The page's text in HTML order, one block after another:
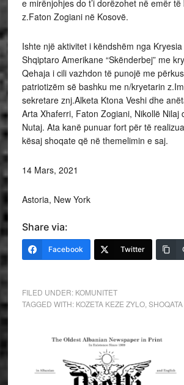
e mirënjohjes do t’i dorëzohet në emër
z.Faton Zogiani në Kosovë.
Ishte një aktivitet i këndshëm nga
Shqiptaro Amerikane “Skënderbej” me
Qehaja i cili vazhdon të punojë me
patriotizëm së bashku me n/kryetarin
sekretare znj.Alketa Ktona Veshi dhe
Arta Xhaferri, Faton Zogiani, Nikollë Nilaj
Nutaj. Ata kanë punuar fort për të
kësaj shoqate që në themelimin e saj.
14 Mars, 2021
Astoria, New York
Share via:
Facebook Twitter
FILED UNDER: KOMUNITET
TAGGED WITH: KOZETA KEZE ZYLO,